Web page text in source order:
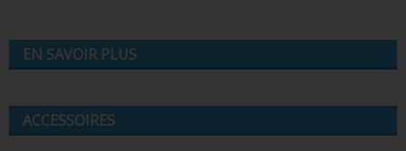
EN SAVOIR PLUS
ACCESSOIRES